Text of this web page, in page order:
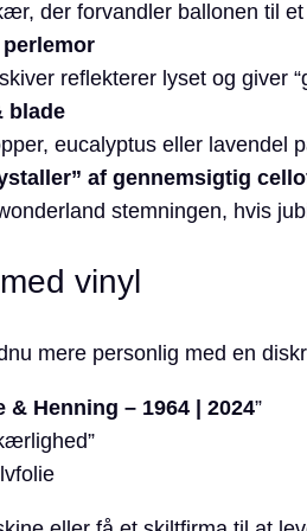
der forvandler ballonen til
reflekterer lyset og giver
blade
eucalyptus eller lavendel
af gennemsigtig
stemningen, hvis
vinyl
mere personlig med en
& Henning – 1964 | 2024”